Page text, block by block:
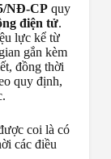
NĐ-CPquy
điện tử.
lực kể từ
gắn kèm
đồng thời
quy định,
coi là có
các điều